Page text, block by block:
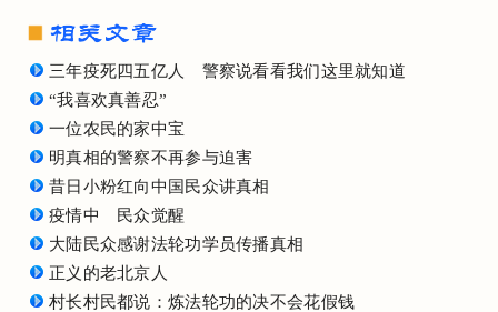
三年疫死四五亿人 警察说看看我们这里就知道
“我喜欢真善忍”
一位农民的家中宝
明真相的警察不再参与迫害
昔日小粉红向中国民众讲真相
疫情中 民众觉醒
大陆民众感谢法轮功学员传播真相
正义的老北京人
村长村民都说：炼法轮功的决不会花假钱